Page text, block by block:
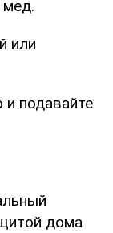
мед.
или
подавайте
дома